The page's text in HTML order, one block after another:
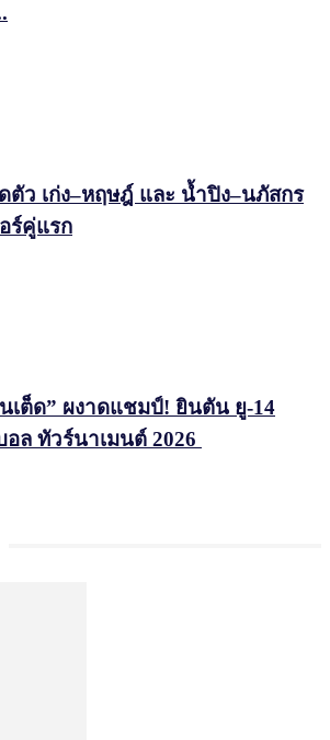
ตัว เก่ง–หฤษฎ์ และ น้ำปิง–นภัสกร
ร์คู่แรก
เต็ด” ผงาดแชมป์! ยินตัน ยู-14
ล ทัวร์นาเมนต์ 2026